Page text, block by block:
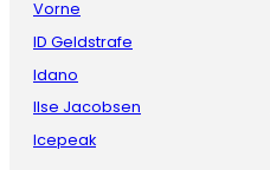
Vorne
ID Geldstrafe
Idano
Ilse Jacobsen
Icepeak